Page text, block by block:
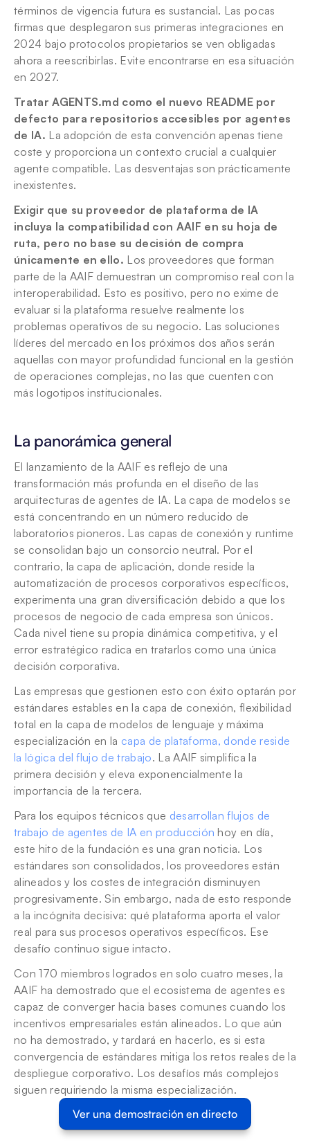
términos de vigencia futura es sustancial. Las pocas
firmas que desplegaron sus primeras integraciones en
2024 bajo protocolos propietarios se ven obligadas
ahora a reescribirlas. Evite encontrarse en esa situación
en 2027.
Tratar AGENTS.md como el nuevo README por
defecto para repositorios accesibles por agentes
de IA. La adopción de esta convención apenas tiene
coste y proporciona un contexto crucial a cualquier
agente compatible. Las desventajas son prácticamente
inexistentes.
Exigir que su proveedor de plataforma de IA
incluya la compatibilidad con AAIF en su hoja de
ruta, pero no base su decisión de compra
únicamente en ello. Los proveedores que forman
parte de la AAIF demuestran un compromiso real con la
interoperabilidad. Esto es positivo, pero no exime de
evaluar si la plataforma resuelve realmente los
problemas operativos de su negocio. Las soluciones
líderes del mercado en los próximos dos años serán
aquellas con mayor profundidad funcional en la gestión
de operaciones complejas, no las que cuenten con
más logotipos institucionales.
La panorámica general
El lanzamiento de la AAIF es reflejo de una
transformación más profunda en el diseño de las
arquitecturas de agentes de IA. La capa de modelos se
está concentrando en un número reducido de
laboratorios pioneros. Las capas de conexión y runtime
se consolidan bajo un consorcio neutral. Por el
contrario, la capa de aplicación, donde reside la
automatización de procesos corporativos específicos,
experimenta una gran diversificación debido a que los
procesos de negocio de cada empresa son únicos.
Cada nivel tiene su propia dinámica competitiva, y el
error estratégico radica en tratarlos como una única
decisión corporativa.
Las empresas que gestionen esto con éxito optarán por
estándares estables en la capa de conexión, flexibilidad
total en la capa de modelos de lenguaje y máxima
especialización en la capa de plataforma, donde reside
la lógica del flujo de trabajo. La AAIF simplifica la
primera decisión y eleva exponencialmente la
importancia de la tercera.
Para los equipos técnicos que desarrollan flujos de
trabajo de agentes de IA en producción hoy en día,
este hito de la fundación es una gran noticia. Los
estándares son consolidados, los proveedores están
alineados y los costes de integración disminuyen
progresivamente. Sin embargo, nada de esto responde
a la incógnita decisiva: qué plataforma aporta el valor
real para sus procesos operativos específicos. Ese
desafío continuo sigue intacto.
Con 170 miembros logrados en solo cuatro meses, la
AAIF ha demostrado que el ecosistema de agentes es
capaz de converger hacia bases comunes cuando los
incentivos empresariales están alineados. Lo que aún
no ha demostrado, y tardará en hacerlo, es si esta
convergencia de estándares mitiga los retos reales de la
despliegue corporativo. Los desafíos más complejos
siguen requiriendo la misma especialización.
Ver una demostración en directo